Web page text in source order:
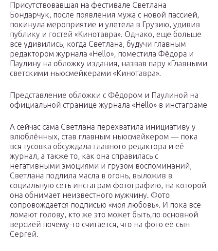
Присутствовавшая на фестивале Светлана
Бондарчук, после появления мужа с новой пассией,
покинула мероприятие и улетела в Грузию, удивив
публику и гостей «Кинотавра». Однако, еще больше
все удивились, когда Светлана, будучи главным
редактором журнала «Hello», поместила Фёдора и
Паулину на обложку издания, назвав пару «Главными
светскими ньюсмейкерами «Кинотавра».
Представление обложки с Фёдором и Паулиной на
официальной странице журнала «Hello» в инстаграме
А сейчас сама Светлана перехватила инициативу у
влюблённых, став главным ньюсмейкером — пока
вся тусовка обсуждала главного редактора и её
журнал, а также то, как она справилась с
негативными эмоциями и грузом воспоминаний,
Светлана подлила масла в огонь, выложив в
социальную сеть инстаграм фотографию, на которой
она обнимает неизвестного мужчину. Фото
сопровождается подписью «моя любовь». И пока все
ломают голову, кто же это может быть,по основной
версией почему-то считается, что на фото её сын
Сергей.